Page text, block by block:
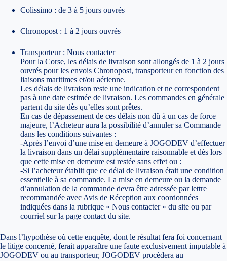
Colissimo : de 3 à 5 jours ouvrés
Chronopost : 1 à 2 jours ouvrés
Transporteur : Nous contacter
Pour la Corse, les délais de livraison sont allongés de 1 à 2 jours
ouvrés pour les envois Chronopost, transporteur en fonction des
liaisons maritimes et/ou aérienne.
Les délais de livraison reste une indication et ne correspondent
pas à une date estimée de livraison. Les commandes en générale
partent du site dès qu’elles sont prêtes.
En cas de dépassement de ces délais non dû à un cas de force
majeure, l’Acheteur aura la possibilité d’annuler sa Commande
dans les conditions suivantes :
-Après l’envoi d’une mise en demeure à JOGODEV d’effectuer
la livraison dans un délai supplémentaire raisonnable et dès lors
que cette mise en demeure est restée sans effet ou :
-Si l’acheteur établit que ce délai de livraison était une condition
essentielle à sa commande. La mise en demeure ou la demande
d’annulation de la commande devra être adressée par lettre
recommandée avec Avis de Réception aux coordonnées
indiquées dans la rubrique « Nous contacter » du site ou par
courriel sur la page contact du site.
Dans l’hypothèse où cette enquête, dont le résultat fera foi concernant
le litige concerné, ferait apparaître une faute exclusivement imputable à
JOGODEV ou au transporteur, JOGODEV procèdera au